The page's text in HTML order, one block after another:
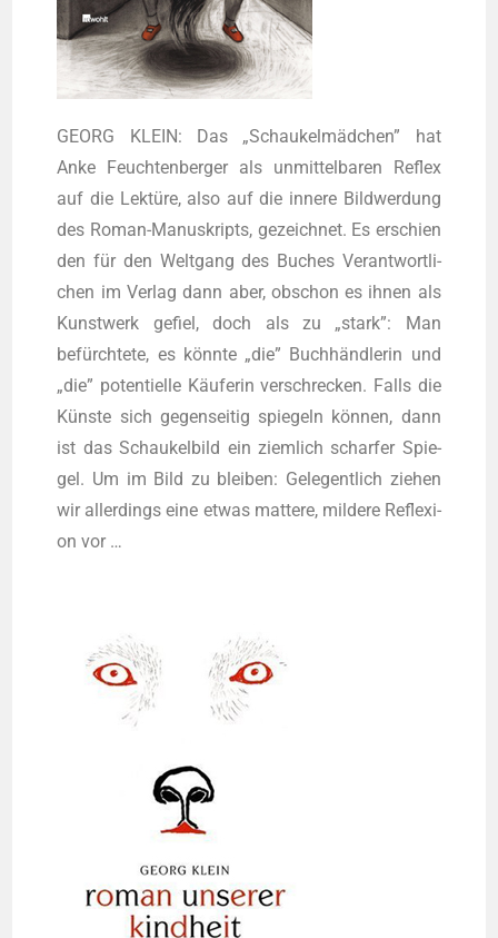
GEORG KLEIN: Das „Schau­kel­mäd­chen” hat
Anke Feuch­ten­ber­ger als unmit­tel­ba­ren Reflex
auf die Lek­tü­re, also auf die inne­re Bild­wer­dung
des Roman-Manu­skripts, gezeich­net. Es erschien
den für den Welt­gang des Buches Ver­ant­wort­li­
chen im Ver­lag dann aber, obschon es ihnen als
Kunst­werk gefiel, doch als zu „stark”: Man
befürch­te­te, es könn­te „die” Buch­händ­le­rin und
„die” poten­ti­el­le Käu­fe­rin ver­schre­cken. Falls die
Küns­te sich gegen­sei­tig spie­geln kön­nen, dann
ist das Schau­kel­bild ein ziem­lich schar­fer Spie­
gel. Um im Bild zu blei­ben: Gele­gent­lich zie­hen
wir aller­dings eine etwas mat­te­re, mil­de­re Refle­xi­
on vor …